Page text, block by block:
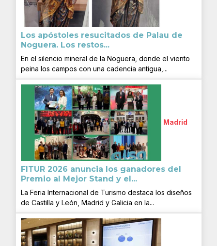
Los apóstoles resucitados de Palau de
Noguera. Los restos...
En el silencio mineral de la Noguera, donde el viento
peina los campos con una cadencia antigua,...
Madrid
FITUR 2026 anuncia los ganadores del
Premio al Mejor Stand y el...
La Feria Internacional de Turismo destaca los diseños
de Castilla y León, Madrid y Galicia en la...